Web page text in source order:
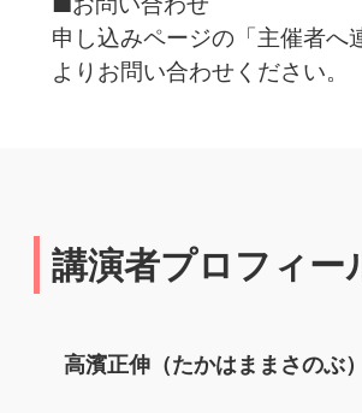
申し込みページの「主催者へ
よりお問い合わせください。
講演者プロフィー
高濱正伸（たかはままさのぶ）